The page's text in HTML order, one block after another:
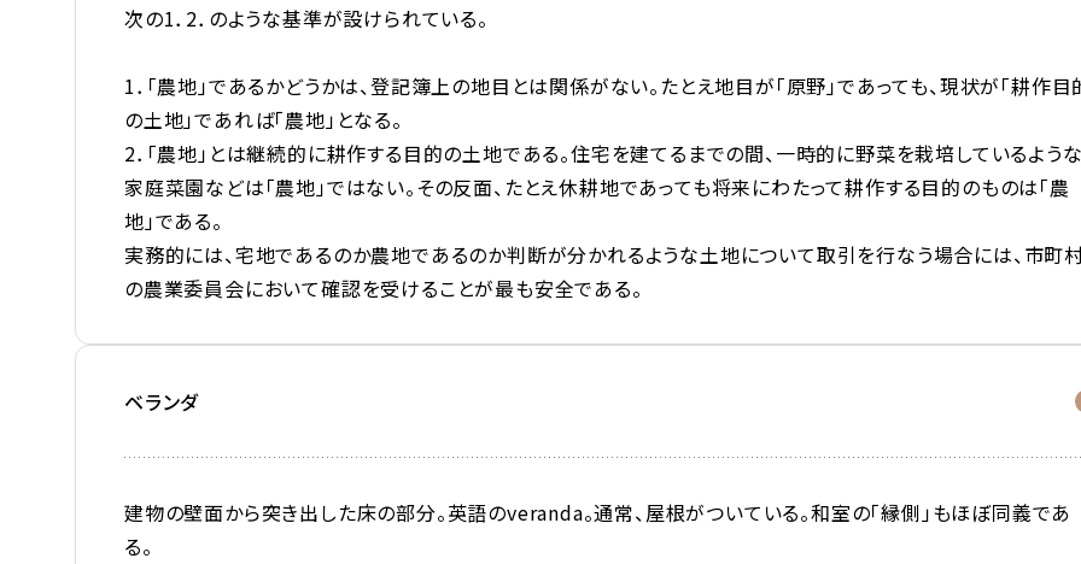
次の1．2．のような基準が設けられている。
1．「農地」であるかどうかは、登記簿上の地目とは関係がない。たとえ地目が「原野」であっても、現状が「耕作目
の土地」であれば「農地」となる。
2．「農地」とは継続的に耕作する目的の土地である。住宅を建てるまでの間、一時的に野菜を栽培しているような
家庭菜園などは「農地」ではない。その反面、たとえ休耕地であっても将来にわたって耕作する目的のものは「農
地」である。
実務的には、宅地であるのか農地であるのか判断が分かれるような土地について取引を行なう場合には、市町
の農業委員会において確認を受けることが最も安全である。
ベランダ
建物の壁面から突き出した床の部分。英語のveranda。通常、屋根がついている。和室の「縁側」もほぼ同義であ
る。